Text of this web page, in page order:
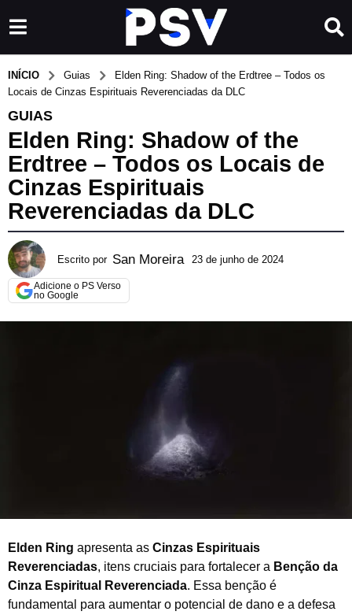
INÍCIO Guias
Elden Ring: Shadow of the Erdtree – Todos os
Locais de Cinzas Espirituais Reverenciadas da DLC
GUIAS
Elden Ring: Shadow of the
Erdtree – Todos os Locais de
Cinzas Espirituais
Reverenciadas da DLC
Escrito por San Moreira 23 de junho de 2024
a
Adicione o PS Verso
no Google
Elden Ring apresenta as Cinzas Espirituais
Reverenciadas, itens cruciais para fortalecer a Benção da
Cinza Espiritual Reverenciada. Essa benção é
fundamental para aumentar o potencial de dano e a defesa